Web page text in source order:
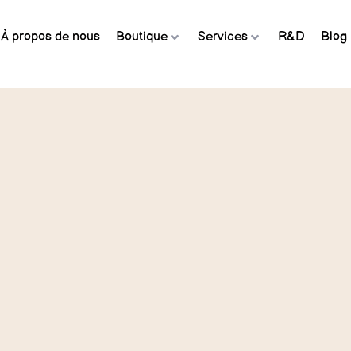
À propos de nous Boutique Services R&D Blog